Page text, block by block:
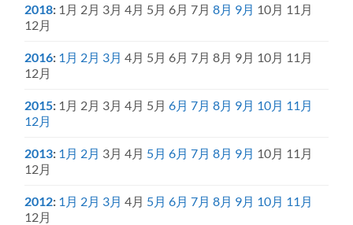
2018: 1月 2月 3月 4月 5月 6月 7月 8月 9月 10月 11月
12月
2016: 1月 2月 3月 4月 5月 6月 7月 8月 9月 10月 11月
12月
2015: 1月 2月 3月 4月 5月 6月 7月 8月 9月 10月 11月
12月
2013: 1月 2月 3月 4月 5月 6月 7月 8月 9月 10月 11月
12月
2012: 1月 2月 3月 4月 5月 6月 7月 8月 9月 10月 11月
12月